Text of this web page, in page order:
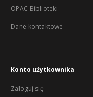
OPAC Biblioteki
Dane kontaktowe
Konto użytkownika
Zaloguj się